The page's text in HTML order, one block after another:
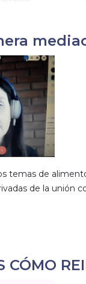
temas de
de la unión
CÓMO